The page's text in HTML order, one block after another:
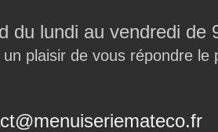
du lundi au vendredi
plaisir de vous répondre le